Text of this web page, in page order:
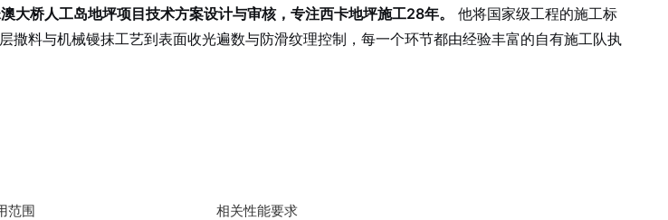
桥人工岛地坪项目技术方案设计与审核，专注西卡地坪施工28年。
他将国家级工程的施工标
料与机械镘抹工艺到表面收光遍数与防滑纹理控制，每一个环节都由经验丰富的自有施工队执
范围 相关性能要求